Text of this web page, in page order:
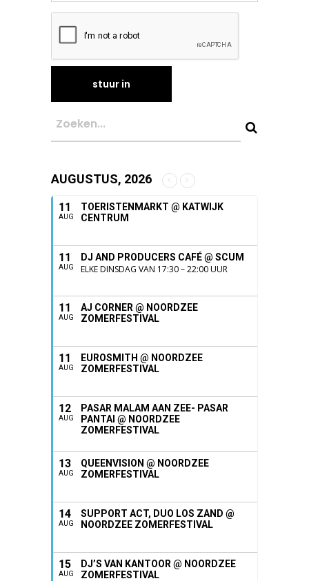
AUGUSTUS, 2026
11
AUG
TOERISTENMARKT @ KATWIJK
CENTRUM
11
AUG
DJ AND PRODUCERS CAFÉ @ SCUM
ELKE DINSDAG VAN 17:30 – 22:00 UUR
11
AUG
AJ CORNER @ NOORDZEE
ZOMERFESTIVAL
11
AUG
EUROSMITH @ NOORDZEE
ZOMERFESTIVAL
12
AUG
PASAR MALAM AAN ZEE- PASAR
PANTAI @ NOORDZEE
ZOMERFESTIVAL
13
AUG
QUEENVISION @ NOORDZEE
ZOMERFESTIVAL
14
AUG
SUPPORT ACT, DUO LOS ZAND @
NOORDZEE ZOMERFESTIVAL
15
AUG
DJ’S VAN KANTOOR @ NOORDZEE
ZOMERFESTIVAL